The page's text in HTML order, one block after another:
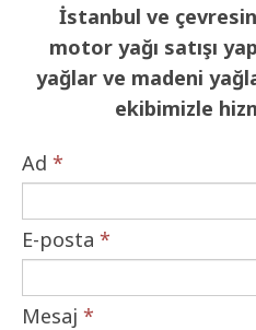
İstanbul ve
motor yağı satışı
yağlar ve madeni
ekibimizle
Ad *
E-posta *
Mesaj *